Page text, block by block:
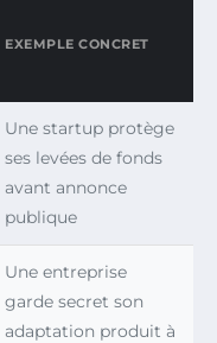
EXEMPLE CONCRET
Une startup protège
ses levées de fonds
avant annonce
publique
Une entreprise
garde secret son
adaptation produit à